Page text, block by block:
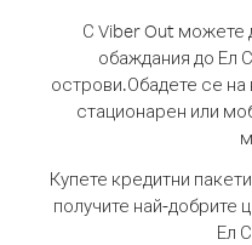
С Viber Out можете
обаждания до Ел
острови.Обадете се
стационарен или
Купете кредитни
получите най-добрите
Ел